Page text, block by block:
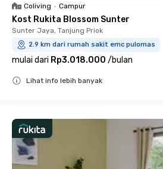
Coliving • Campur
Kost Rukita Blossom Sunter
Sunter Jaya, Tanjung Priok
2.9 km dari rumah sakit emc pulomas
mulai dari Rp3.018.000 /bulan
Lihat info lebih banyak